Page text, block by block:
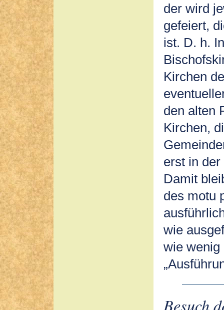
der wird
gefeiert,
ist. D. h.
Kirchen
den alten
Kirchen,
erst in
Damit
des motu
wie
wie wenig
Besuch